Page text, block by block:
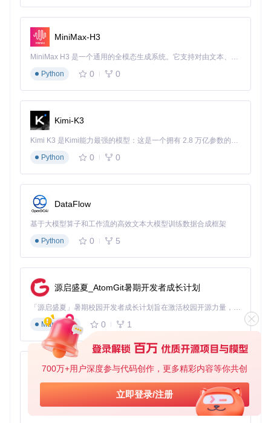
700万+用户深度参与代码创作，更多精彩内容等你共创
立即登录/注册
式，包括整块替换、行内修改和批量重构。
图2：Aider离线模式工作流程图，展示从用户输入到代码输出
的完整流程
三层架构设计确保离线环境下的完整功能闭环
模型层支持多框架适配，兼容主流开源模型
代码操作层实现无缝文件修改，保留编辑历史
阶段一：环境检测与准备
在开始部署前，先通过以下命令检测系统兼容性：
# 运行环境检测脚本
硬件要求验证：
CPU：至少8核（推荐16核以上）
内存：7B模型需16GB，13B模型需32GB，70B模型需64G
存储：至少20GB空闲空间（模型文件占用5-40GB）
MiniMax-H3
MiniMax H3 是一个通用的全模态生成系统。它支持对由文本、图像、视频和音频组成的多模态上下文进行统一理解，并能生成分辨率高达 2K、时长可达 15 秒的带原生立体声音频的视频。得益于面向任务泛化的系统设计，H3 在预训练阶段就已具备广泛的多模态上下文理解与生成能力，能够出色地执行复杂的多模态指令。
Python
0 0
Kimi-K3
Kimi K3 是Kimi能力最强的模型：这是一个拥有 2.8 万亿参数的混合专家（MoE）模型，具备原生视觉理解能力，并支持 100 万 token 的上下文窗口。
Python
0 0
DataFlow
基于大模型算子和工作流的高效文本大模型训练数据合成框架
Python
0 5
源启盛夏_AtomGit暑期开发者成长计划
「源启盛夏」暑期校园开发者成长计划旨在激活校园开源力量，通过积分激励、认证扶持、资源倾斜等形式，引导高校组织和开发者完成「入驻 — 建项目 — 做贡献 — 获认证 — 得资源」的完整闭环。无论你是想带领社团入驻平台的组织者，还是希望用代码贡献证明自己的开发者，都能在这里找到属于你的成长路径。
Markdown
0 1
py-xiaozhi
基于Python的Xiaozhi AI，适用于想要完整Xiaozhi体验而无需拥有专用硬件的用户。
Python
0 1